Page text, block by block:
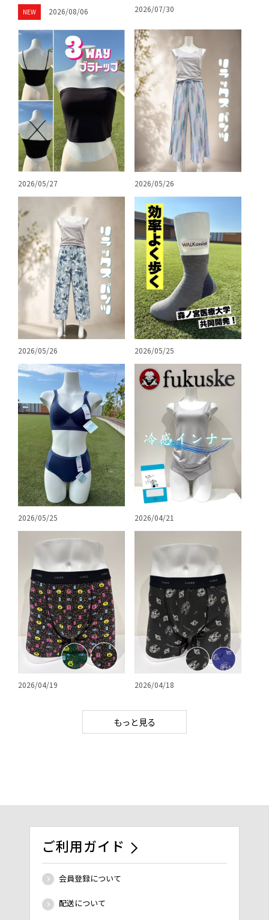
NEW 2026/08/06 2026/07/30
2026/05/27 2026/05/26
2026/05/26 2026/05/25
2026/05/25 2026/04/21
2026/04/19 2026/04/18
もっと見る
ご利用ガイド
会員登録について
配送について